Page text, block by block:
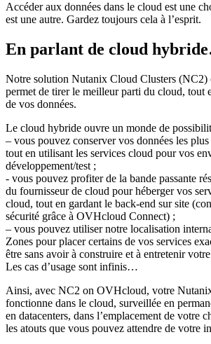
Accéder aux données dans le cloud est une
est une autre. Gardez toujours cela à l’esprit.
En parlant de cloud
Notre solution Nutanix Cloud Clusters
permet de tirer le meilleur parti du cloud, tout
de vos données.
Le cloud hybride ouvre un monde de
– vous pouvez conserver vos données les plus
tout en utilisant les services cloud pour vos
développement/test ;
- vous pouvez profiter de la bande passante
du fournisseur de cloud pour héberger vos
cloud, tout en gardant le back-end sur site
sécurité grâce à OVHcloud Connect) ;
– vous pouvez utiliser notre localisation
Zones pour placer certains de vos services
être sans avoir à construire et à entretenir
Les cas d’usage sont infinis…
Ainsi, avec NC2 on OVHcloud, votre
fonctionne dans le cloud, surveillée en
en datacenters, dans l’emplacement de votre
les atouts que vous pouvez attendre de votre